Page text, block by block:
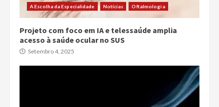
A Escolha da Especialidade Notícias Oftalmologia
Projeto com foco em IA e telessaúde amplia
acesso à saúde ocular no SUS
Setembro 4, 2025